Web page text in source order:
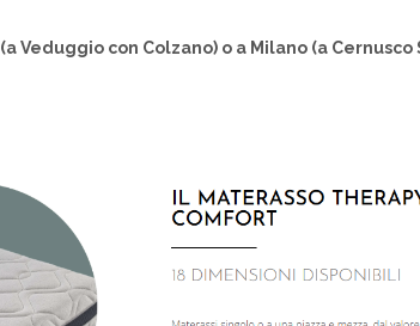
(a Veduggio con Colzano) o a Milano (a Cernusco